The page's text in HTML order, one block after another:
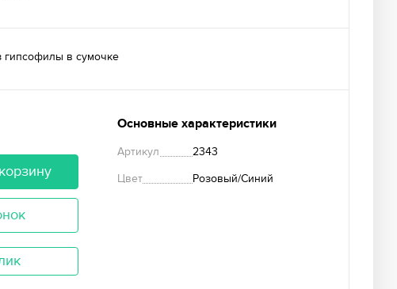
гипсофилы в сумочке
Основные характеристики
Артикул
2343
Цвет
Розовый/Синий